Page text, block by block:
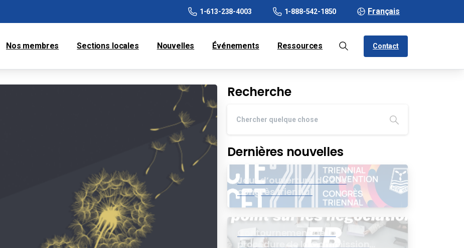
1-613-238-4003 1-888-542-1850 Français
Nos membres Sections locales Nouvelles Événements Ressources Contact
Recherche
Dernières nouvelles
Jour d’ouverture du 20e
congrès triennal
Contournement de la
procédure de la Commission